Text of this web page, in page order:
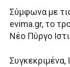
Σύμφωνα με
evima.gr, το
Νέο Πύργο
Συγκεκριμένα,